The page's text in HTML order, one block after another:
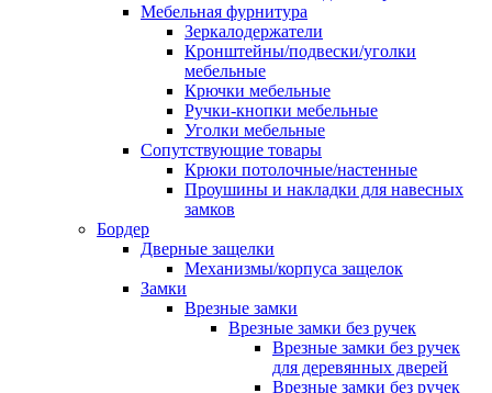
Мебельная фурнитура
Зеркалодержатели
Кронштейны/подвески/уголки
мебельные
Крючки мебельные
Ручки-кнопки мебельные
Уголки мебельные
Сопутствующие товары
Крюки потолочные/настенные
Проушины и накладки для навесных
замков
Бордер
Дверные защелки
Механизмы/корпуса защелок
Замки
Врезные замки
Врезные замки без ручек
Врезные замки без ручек
для деревянных дверей
Врезные замки без ручек